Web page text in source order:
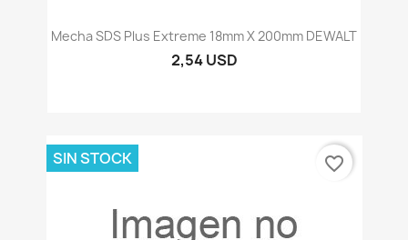
Mecha SDS Plus Extreme 18mm X 200mm DEWALT
2,54 USD
SIN STOCK favorite_border